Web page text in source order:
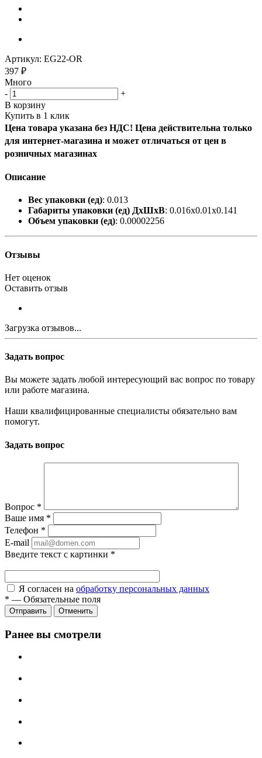
Артикул: EG22-OR
397 ₽
Много
-
+
В корзину
Купить в 1 клик
Цена товара указана без НДС! Цена действительна только
для интернет-магазина и может отличаться от цен в
розничных магазинах
Описание
Вес упаковки (ед): 0.013
Габариты упаковки (ед) ДхШхВ: 0.016x0.01x0.141
Объем упаковки (ед): 0.00002256
Отзывы
Нет оценок
Оставить отзыв
Загрузка отзывов...
Задать вопрос
Вы можете задать любой интересующий вас вопрос по товару
или работе магазина.
Наши квалифицированные специалисты обязательно вам
помогут.
Задать вопрос
Вопрос *
Ваше имя *
Телефон *
E-mail
Введите текст с картинки *
Я согласен на обработку персональных данных
* — Обязательные поля
Отправить Отменить
Ранее вы смотрели